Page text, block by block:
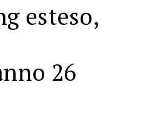
esteso,
26